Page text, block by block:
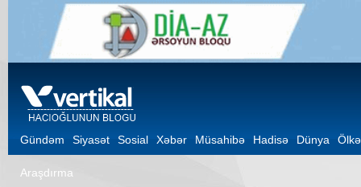
Gündəm Siyasət Sosial Xəbər Müsahibə Hadisə Dünya Ölkə
Araşdırma